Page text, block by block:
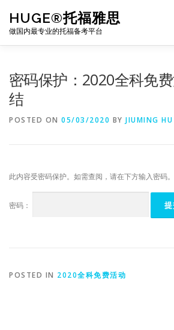
content
HUGE®托福雅思
做国内最专业的托福备考平台
密码保护：2020全科免
结
POSTED ON 05/03/2020 BY JIUMING HU
此内容受密码保护。如需查阅，请在下方输入密码。
密码：
POSTED IN 2020全科免费活动